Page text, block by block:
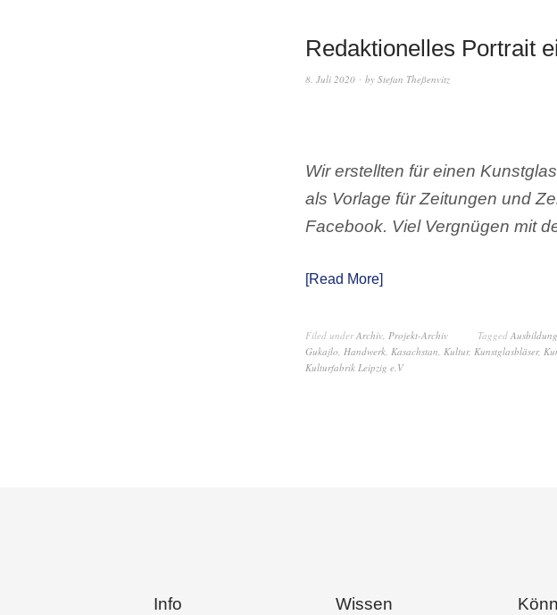
Redaktionelles Portrait
8. Juli 2020 by Stefan Theßenvitz
Wir erstellten für einen
als Vorlage für Zeitungen und
Facebook. Viel Vergnügen mit
Read More
Filed underArchiv, Projekt-Archiv Tagged Ausbildung
Gukajlo, Handwerk, Kasachstan, Kultur, Kunstglasbläser,
Kulturfabrik Leipzig e.V
Info Wissen